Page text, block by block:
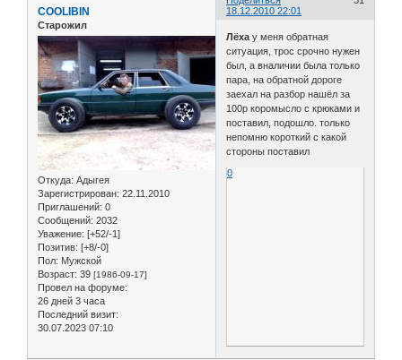
18.12.2010 22:01
COOLIBIN
Старожил
Откуда: Адыгея
Зарегистрирован: 22.11.2010
Приглашений: 0
Сообщений: 2032
Уважение: [+52/-1]
Позитив: [+8/-0]
Пол: Мужской
Возраст: 39 [1986-09-17]
Провел на форуме:
26 дней 3 часа
Последний визит:
30.07.2023 07:10
Лёха у меня обратная
ситуация, трос срочно нужен
был, а вналичии была только
пара, на обратной дороге
заехал на разбор нашёл за
100р коромысло с крюками и
поставил, подошло. только
непомню короткий с какой
стороны поставил
0